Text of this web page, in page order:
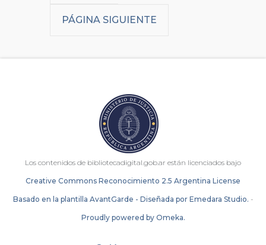
PÁGINA SIGUIENTE
Los contenidos de bibliotecadigital.gob.ar están licenciados bajo
Creative Commons Reconocimiento 2.5 Argentina License
Basado en la plantilla AvantGarde - Diseñada por Emedara Studio. -
Proudly powered by Omeka.